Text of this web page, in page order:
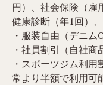
円）、社会保険（雇
健康診断（年1回）
・服装自由（デニム
・社員割引（自社商
・スポーツジム利
常より半額で利用可